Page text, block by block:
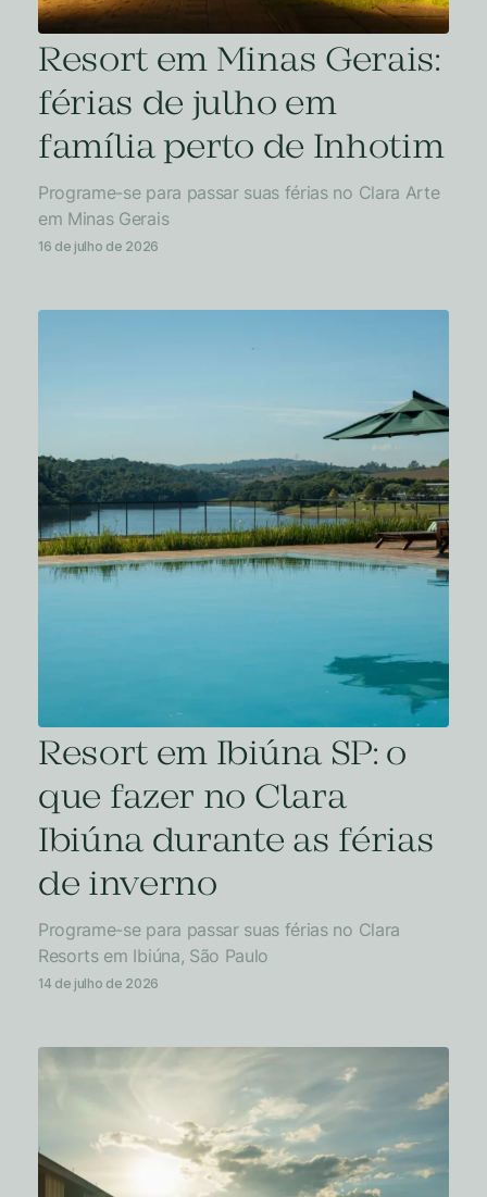
Resort em Minas Gerais:
férias de julho em
família perto de Inhotim
Programe-se para passar suas férias no Clara Arte
em Minas Gerais
16 de julho de 2026
Resort em Ibiúna SP: o
que fazer no Clara
Ibiúna durante as férias
de inverno
Programe-se para passar suas férias no Clara
Resorts em Ibiúna, São Paulo
14 de julho de 2026